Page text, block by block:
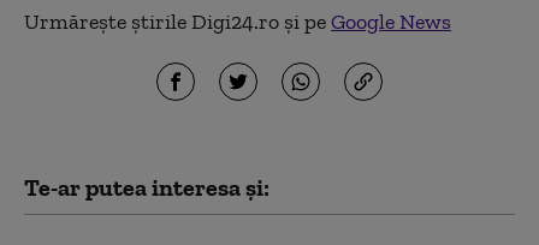
Urmărește știrile Digi24.ro și peGoogle News
Te-ar putea interesa și: